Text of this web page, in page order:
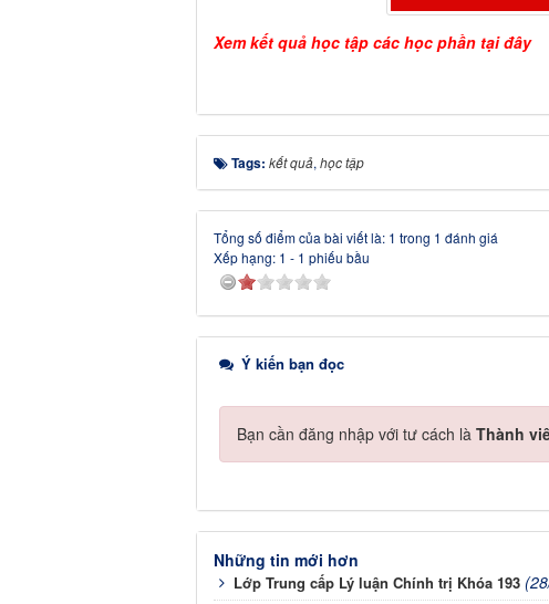
Xem kết quả học tập các học phần tại đây
Tags: kết quả, học tập
Tổng số điểm của bài viết là: 1 trong 1 đánh giá
Xếp hạng: 1 - 1 phiếu bầu
Ý kiến bạn đọc
Bạn cần đăng nhập với tư cách là Thành
Những tin mới hơn
Lớp Trung cấp Lý luận Chính trị Khóa 193